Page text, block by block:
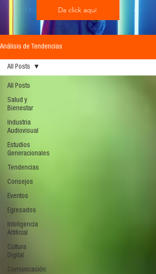
Da click aquí
Análisis de Tendencias
All Posts
Salud y
Bienestar
Industria
Audiovisual
Estudios
Generacionales
Tendencias
Consejos
Eventos
Egresados
Inteligencia
Artificial
Cultura
Digital
Comunicación
All Posts